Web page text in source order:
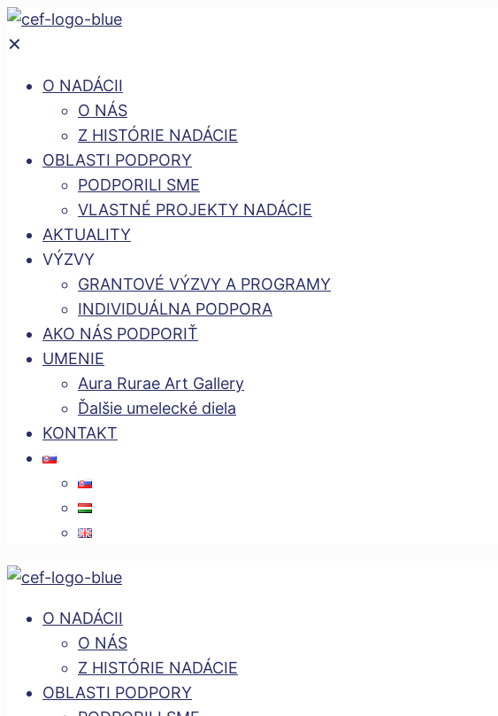
✕
O NADÁCII
O NÁS
Z HISTÓRIE NADÁCIE
OBLASTI PODPORY
PODPORILI SME
VLASTNÉ PROJEKTY NADÁCIE
AKTUALITY
VÝZVY
GRANTOVÉ VÝZVY A PROGRAMY
INDIVIDUÁLNA PODPORA
AKO NÁS PODPORIŤ
UMENIE
Aura Rurae Art Gallery
Ďalšie umelecké diela
KONTAKT
O NADÁCII
O NÁS
Z HISTÓRIE NADÁCIE
OBLASTI PODPORY